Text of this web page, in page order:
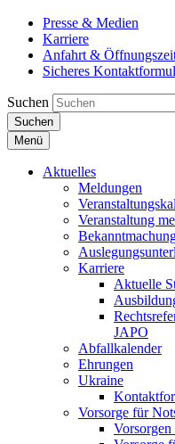
Presse & Medien
Karriere
Anfahrt &
Sicheres
Suchen
Suchen
Menü
Aktuelles
Meldungen
Veranstaltung
Karriere
Aktuelle
JAPO
Abfallkalender
Ehrungen
Ukraine
Vorsorge für